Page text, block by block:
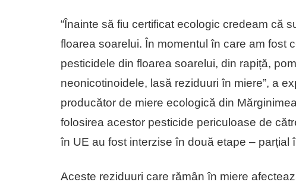
“Înainte să fiu certificat ecologic credeam că
floarea soarelui. În momentul în care am fost
pesticidele din floarea soarelui, din rapiță,
neonicotinoidele, lasă reziduuri în miere”, a
producător de miere ecologică din
folosirea acestor pesticide periculoase de
în UE au fost interzise în două etape – parțial
Aceste reziduuri care rămân în miere